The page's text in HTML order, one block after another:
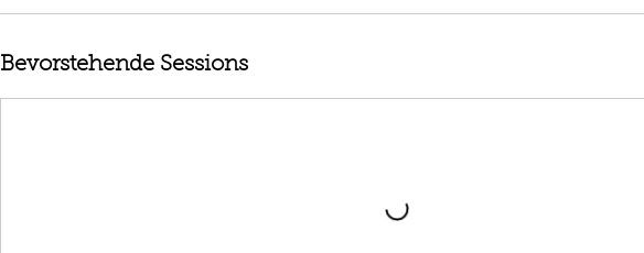
Bevorstehende Sessions